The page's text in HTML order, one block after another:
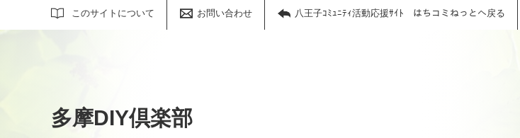
このサイトについて お問い合わせ 八王子ｺﾐｭﾆﾃｨ活動応援ｻｲﾄ はちコミねっとへ戻る
サイト内検索
多摩DIY倶楽部